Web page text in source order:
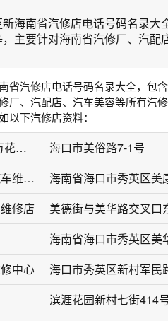
海南省汽修店电话号码名录
主要针对海南省汽修厂、汽配
省汽修店电话号码名录大全，包
厂、汽配店、汽车美容等所有汽
以下汽修店资料：
骆驼汽车维修(万花坊店)
海口市美俗路7-1号
海口护车使者汽车维修服务有限公司
海南省海口市秀英区美
修店
美德街与美华路交叉口
海南省海口市秀英区美
中心
海口市秀英区新村军民
滨涯花园新村七街414